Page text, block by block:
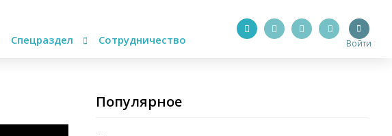
Спецраздел Сотрудничество Войти
Популярное